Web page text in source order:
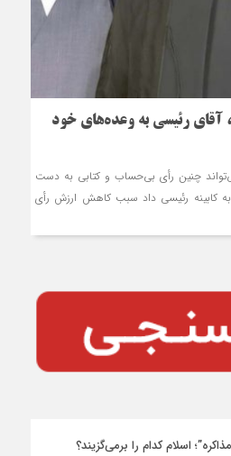
رئیسی به وعده‌های خود
چنین رأی بی‌حساب و کتابی به دست
کابینه رئیسی داد سبب کاهش ارزش رأی
اسلام کدام را برمی‌گزیند؟